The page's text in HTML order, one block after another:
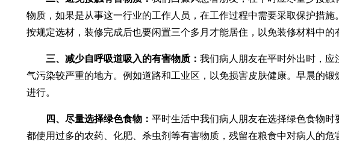
物质，如果是从事这一行业的工作人员，在工作过程中需要采取保护措
按规定选材，装修完成后也要闲置三个多月才能居住，以免装修材料中的
三、减少自呼吸道吸入的有害物质： 我们病人朋友在平时外出时，应
气污染较严重的地方。例如道路和工业区，以免损害皮肤健康。早晨的
进行。
四、尽量选择绿色食物： 平时生活中我们病人朋友在选择绿色食物
都使用过多的农药、化肥、杀虫剂等有害物质，残留在粮食中对病人的